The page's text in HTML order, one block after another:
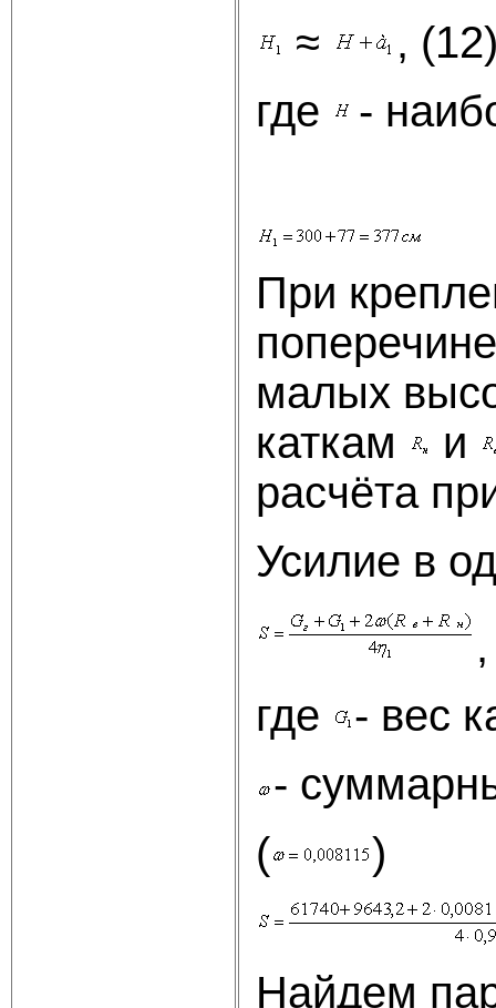
≈
,
где
-
При
малых
каткам
и
расчёта
Усилие в
где
- вес
-
(
)
Найдем